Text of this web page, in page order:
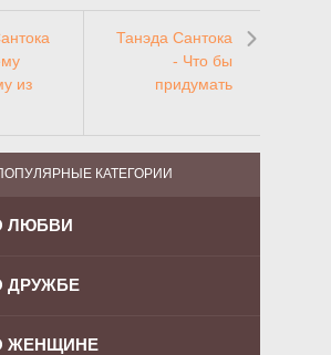
из
Танэда Сантока
- Что бы
придумать
КАТЕГОРИИ
ЛЮБВИ
ДРУЖБЕ
ЖЕНЩИНЕ